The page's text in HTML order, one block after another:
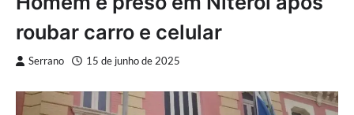
roubar carro e celular
Serrano 15 de junho de 2025